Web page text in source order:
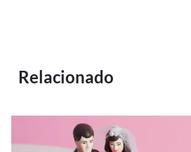
Relacionado